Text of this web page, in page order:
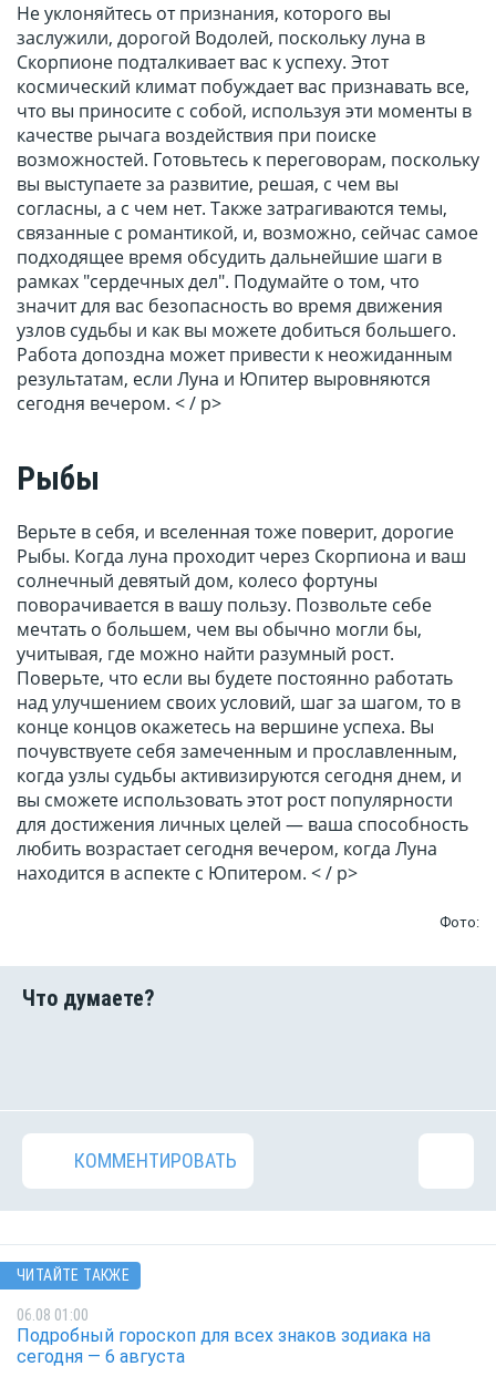
Не уклоняйтесь от признания, которого вы
заслужили, дорогой Водолей, поскольку луна в
Скорпионе подталкивает вас к успеху. Этот
космический климат побуждает вас признавать все,
что вы приносите с собой, используя эти моменты в
качестве рычага воздействия при поиске
возможностей. Готовьтесь к переговорам, поскольку
вы выступаете за развитие, решая, с чем вы
согласны, а с чем нет. Также затрагиваются темы,
связанные с романтикой, и, возможно, сейчас самое
подходящее время обсудить дальнейшие шаги в
рамках "сердечных дел". Подумайте о том, что
значит для вас безопасность во время движения
узлов судьбы и как вы можете добиться большего.
Работа допоздна может привести к неожиданным
результатам, если Луна и Юпитер выровняются
сегодня вечером. < / p>
Рыбы
Верьте в себя, и вселенная тоже поверит, дорогие
Рыбы. Когда луна проходит через Скорпиона и ваш
солнечный девятый дом, колесо фортуны
поворачивается в вашу пользу. Позвольте себе
мечтать о большем, чем вы обычно могли бы,
учитывая, где можно найти разумный рост.
Поверьте, что если вы будете постоянно работать
над улучшением своих условий, шаг за шагом, то в
конце концов окажетесь на вершине успеха. Вы
почувствуете себя замеченным и прославленным,
когда узлы судьбы активизируются сегодня днем, и
вы сможете использовать этот рост популярности
для достижения личных целей — ваша способность
любить возрастает сегодня вечером, когда Луна
находится в аспекте с Юпитером. < / p>
Фото:
КОММЕНТИРОВАТЬ
ЧИТАЙТЕ ТАКЖЕ
06.08 01:00
Подробный гороскоп для всех знаков зодиака на
сегодня — 6 августа